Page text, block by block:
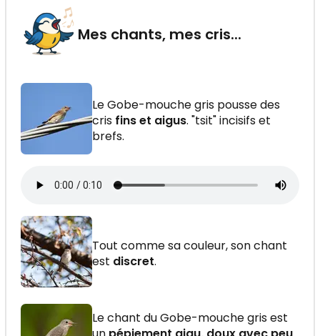
Mes chants, mes cris...
Le Gobe-mouche gris pousse des
cris fins et aigus. "tsit" incisifs et
brefs.
Tout comme sa couleur, son chant
est discret.
Le chant du Gobe-mouche gris est